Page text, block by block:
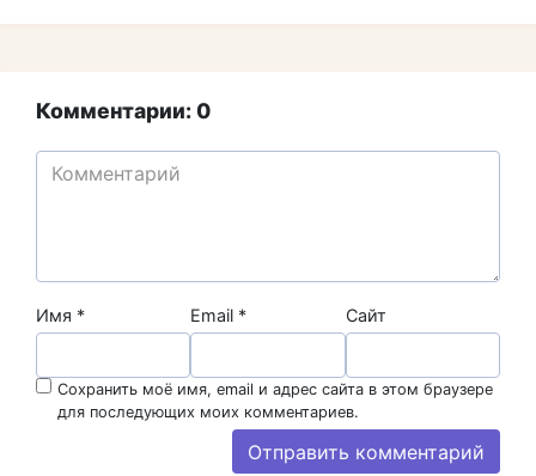
Комментарии: 0
Имя * Email * Сайт
Сохранить моё имя, email и адрес сайта в этом браузере
для последующих моих комментариев.